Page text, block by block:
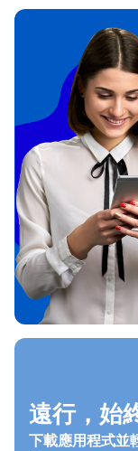
遠行，始
下載應用程式並